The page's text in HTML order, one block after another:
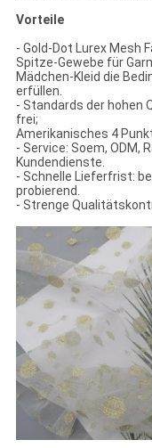
Vorteile
- Gold-Dot Lurex Mesh
Spitze-Gewebe für
Mädchen-Kleid die
erfüllen.
- Standards der hohen
frei;
Amerikanisches 4
- Service: Soem, ODM,
Kundendienste.
- Schnelle Lieferfrist:
probierend.
- Strenge